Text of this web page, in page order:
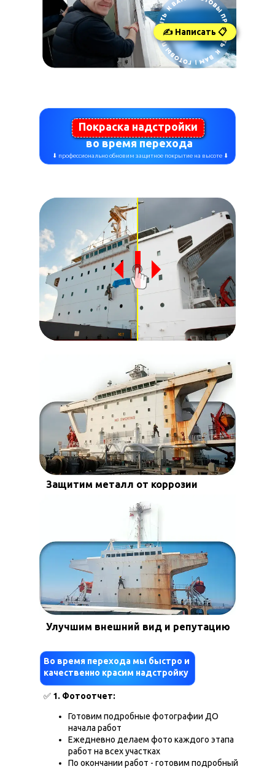
✍ Написать 📋
⬇ профессионально обновим защитное покрытие на высоте ⬇
Покраска надстройки
во время перехода
Улучшим внешний вид и репутацию
Защитим металл от коррозии
Во время перехода мы быстро и
качественно красим надстройку
✅ 1. Фотоотчет:
Готовим подробные фотографии ДО
начала работ
Ежедневно делаем фото каждого этапа
работ на всех участках
По окончании работ - готовим подробный